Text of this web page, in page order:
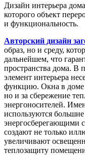
Дизайн интерьера
которого объект
и функциональность.
Авторский дизайн
образ, но и среду,
дальнейшем, что
пространства дома. В
элемент интерьера
функцию. Окна в доме
но и за сбережение
энергоносителей.
используются
энергосберегающими
создают не только
увеличивают
теплозащиту